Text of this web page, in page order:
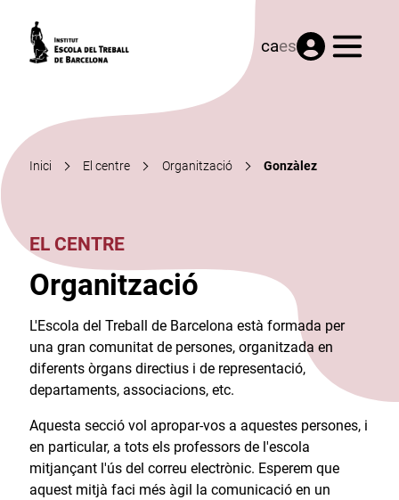
caes Menú
Inici El centre Organització Gonzàlez
EL CENTRE
Organització
L'Escola del Treball de Barcelona està formada per
una gran comunitat de persones, organitzada en
diferents òrgans directius i de representació,
departaments, associacions, etc.​
Aquesta secció vol apropar-vos a aquestes persones, i
en particular, a tots els professors de l'escola
mitjançant l'ús del correu electrònic. Esperem que
aquest mitjà faci més àgil la comunicació en un